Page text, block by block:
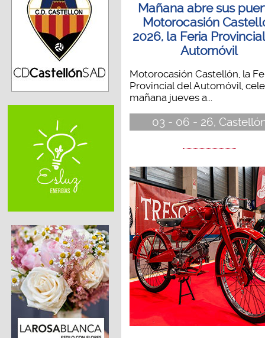
Mañana abre sus
Motorocasión
2026, la Feria
Automóvil
Motorocasión Castellón, la
Provincial del Automóvil,
mañana jueves a...
03 - 06 - 26,